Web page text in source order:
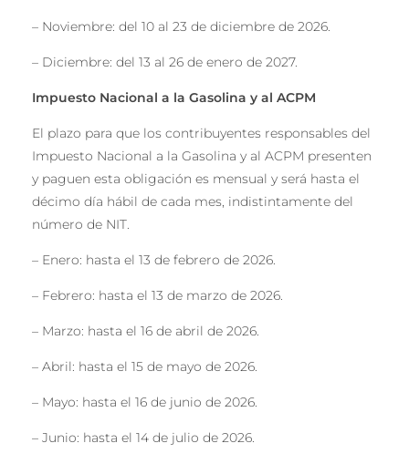
– Noviembre: del 10 al 23 de diciembre de 2026.
– Diciembre: del 13 al 26 de enero de 2027.
Impuesto Nacional a la Gasolina y al ACPM
El plazo para que los contribuyentes responsables del
Impuesto Nacional a la Gasolina y al ACPM presenten
y paguen esta obligación es mensual y será hasta el
décimo día hábil de cada mes, indistintamente del
número de NIT.
– Enero: hasta el 13 de febrero de 2026.
– Febrero: hasta el 13 de marzo de 2026.
– Marzo: hasta el 16 de abril de 2026.
– Abril: hasta el 15 de mayo de 2026.
– Mayo: hasta el 16 de junio de 2026.
– Junio: hasta el 14 de julio de 2026.